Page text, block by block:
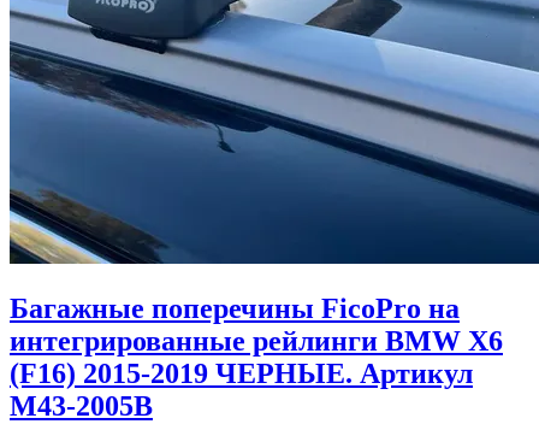
Багажные поперечины FicoPro на
интегрированные рейлинги BMW X6
(F16) 2015-2019 ЧЕРНЫЕ. Артикул
M43-2005B